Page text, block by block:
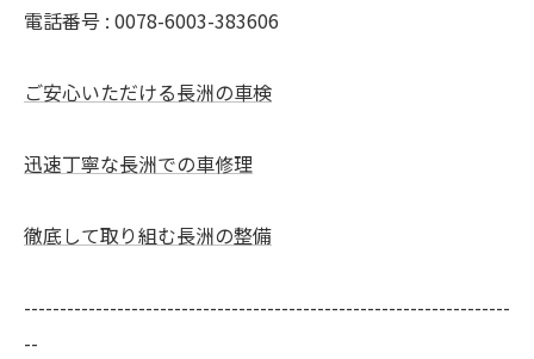
電話番号 : 0078-6003-383606
ご安心いただける長洲の車検
迅速丁寧な長洲での車修理
徹底して取り組む長洲の整備
--------------------------------------------------------------------
--